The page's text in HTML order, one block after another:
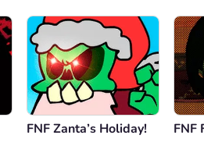
Inicie o
FNF Zanta’s Holiday! FNF